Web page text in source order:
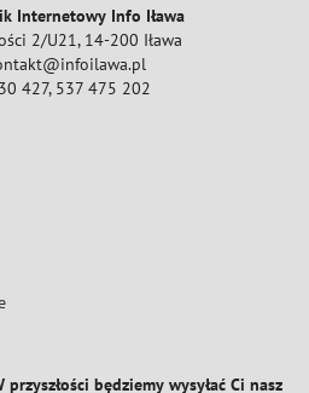
Internetowy Info Iława
2/U21, 14-200 Iława
427, 537 475 202
będziemy wysyłać Ci nasz